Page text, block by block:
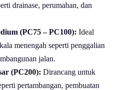
drainase, perumahan, dan
(PC75 – PC100): Ideal
menengah seperti penggalian
jalan.
(PC200): Dirancang untuk
pertambangan, pembuatan